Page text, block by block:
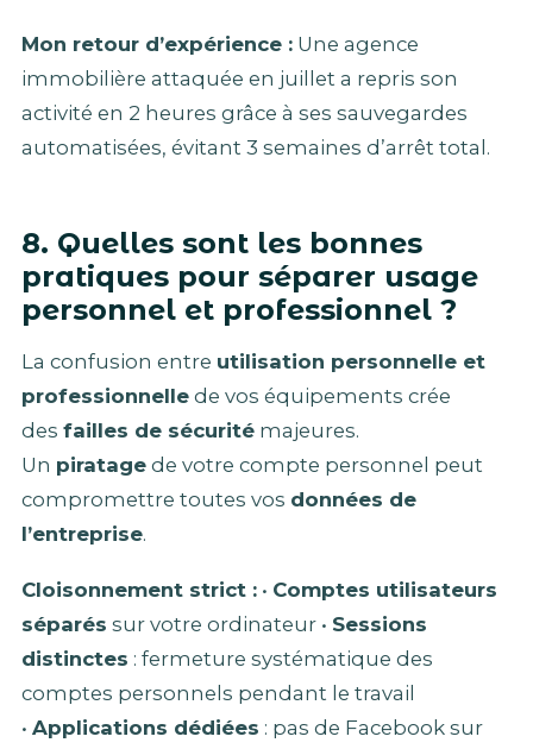
Mon retour d’expérience : Une agence
immobilière attaquée en juillet a repris son
activité en 2 heures grâce à ses sauvegardes
automatisées, évitant 3 semaines d’arrêt total.
8. Quelles sont les bonnes
pratiques pour séparer usage
personnel et professionnel ?
La confusion entre utilisation personnelle et
professionnelle de vos équipements crée
des failles de sécurité majeures.
Un piratage de votre compte personnel peut
compromettre toutes vos données de
l’entreprise.
Cloisonnement strict : • Comptes utilisateurs
séparés sur votre ordinateur • Sessions
distinctes : fermeture systématique des
comptes personnels pendant le travail
• Applications dédiées : pas de Facebook sur